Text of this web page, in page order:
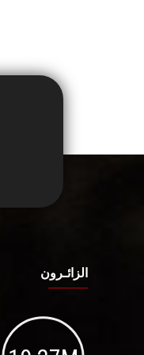
الزائـرون